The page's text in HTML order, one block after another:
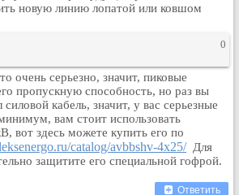
новую линию лопатой или ковшом
0
очень серьезно, значит, пиковые
пропускную способность, но раз вы
кабель, значит, у вас серьезные
вам стоит использовать
здесь можете купить его по
catalog/avbbshv-4x25/Для
защитите его специальной гофрой.
Ответить